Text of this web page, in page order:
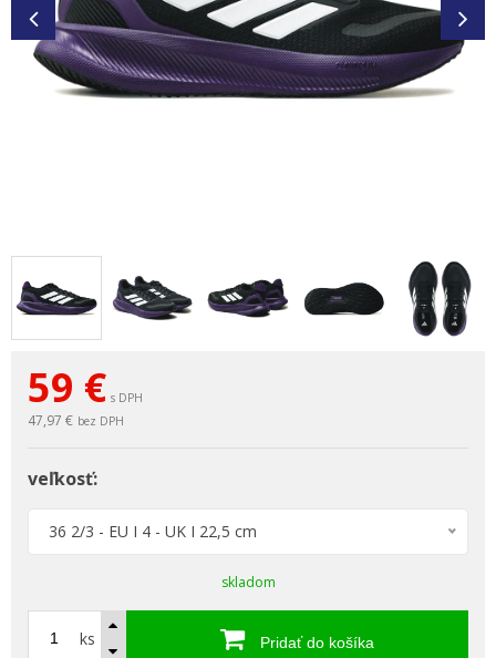
59 € s DPH
47,97 € bez DPH
veľkosť:
36 2/3 - EU I 4 - UK I 22,5 cm
skladom
ks Pridať do košíka